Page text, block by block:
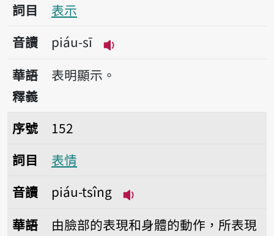
詞目
表示
音讀
piáu-sī
播放音讀piáu-sī
華語
釋義
表明顯示。
序號152表情
序號
152
詞目
表情
音讀
piáu-tsîng
華語
由臉部的表現和身體的動作，所表現